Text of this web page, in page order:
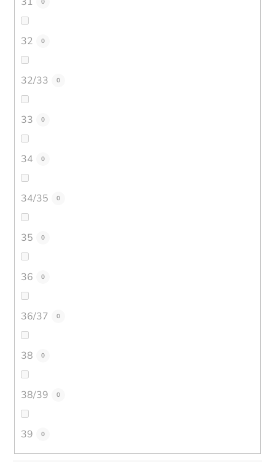
0
32 0
32/33 0
33 0
34 0
34/35 0
35 0
36 0
36/37 0
38 0
38/39 0
39 0